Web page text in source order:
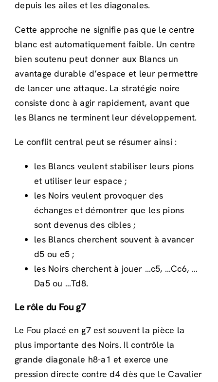
depuis les ailes et les diagonales.
Cette approche ne signifie pas que le centre
blanc est automatiquement faible. Un centre
bien soutenu peut donner aux Blancs un
avantage durable d’espace et leur permettre
de lancer une attaque. La stratégie noire
consiste donc à agir rapidement, avant que
les Blancs ne terminent leur développement.
Le conflit central peut se résumer ainsi :
les Blancs veulent stabiliser leurs pions
et utiliser leur espace ;
les Noirs veulent provoquer des
échanges et démontrer que les pions
sont devenus des cibles ;
les Blancs cherchent souvent à avancer
d5 ou e5 ;
les Noirs cherchent à jouer …c5, …Cc6, …
Da5 ou …Td8.
Le rôle du Fou g7
Le Fou placé en g7 est souvent la pièce la
plus importante des Noirs. Il contrôle la
grande diagonale h8-a1 et exerce une
pression directe contre d4 dès que le Cavalier